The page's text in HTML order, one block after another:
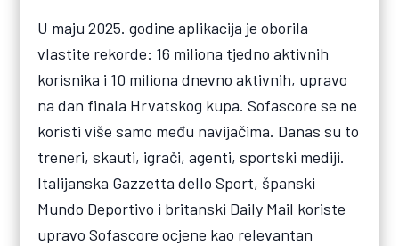
U maju 2025. godine aplikacija je oborila
vlastite rekorde: 16 miliona tjedno aktivnih
korisnika i 10 miliona dnevno aktivnih, upravo
na dan finala Hrvatskog kupa. Sofascore se ne
koristi više samo među navijačima. Danas su to
treneri, skauti, igrači, agenti, sportski mediji.
Italijanska Gazzetta dello Sport, španski
Mundo Deportivo i britanski Daily Mail koriste
upravo Sofascore ocjene kao relevantan